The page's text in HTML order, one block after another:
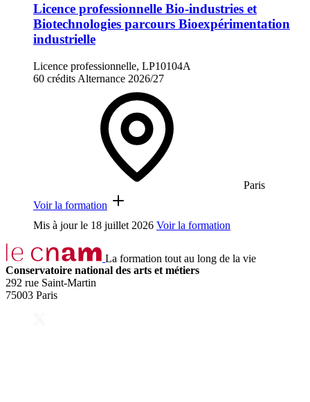
Licence professionnelle Bio-industries et
Biotechnologies parcours Bioexpérimentation
industrielle
Licence professionnelle, LP10104A
60 crédits Alternance 2026/27
Paris
Voir la formation
Mis à jour le 18 juillet 2026 Voir la formation
La formation tout au long de la vie
Conservatoire national des arts et métiers
292 rue Saint-Martin
75003 Paris